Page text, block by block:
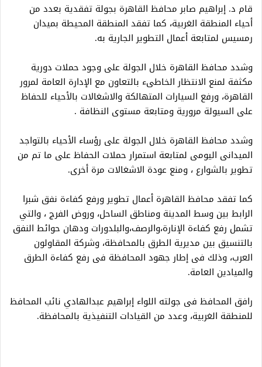
قام د. إبراهيم صابر محافظ القاهرة بجولة تفقدية بعدد من
أحياء المنطقة الغربية، كما تفقد المنطقة المحيطة بميدان
رمسيس لمتابعة أعمال التطوير الجارية به.
وشدد محافظ القاهرة خلال الجولة على وجود حملات دورية
مكثفة لمنع الانتظار الخاطىء بالتعاون مع الإدارة العامة لمرور
القاهرة، ورفع السيارات المتهالكة والاشغالات بالأحياء للحفاظ
على السيولة مرورية ومتابعة مستوى النظافة .
وشدد محافظ القاهرة خلال الجولة على رؤساء الأحياء بالتواجد
الميدانى اليومى لمتابعة استمرار حملات الحفاظ على ما تم من
تطوير بالشوارع ، ومنع عودة الاشغالات مرة أخرى.
كما تفقد محافظ القاهرة أعمال تطوير ورفع كفاءة نفق شبرا
الرابط بين وسط المدينة ومناطق الساحل، وروض الفرج ، والتي
تشمل رفع كفاءة الإنارة،والرصف،والبلدورات ودهان حوائط النفق
بالتنسيق بين مديرية الطرق بالمحافظة، وشركة المقاولون
العرب، وذلك فى إطار جهود المحافظة فى رفع كفاءة الطرق
والميادين العامة.
رافق المحافظ فى جولته اللواء إبراهيم عبدالهادي نائب المحافظ
للمنطقة الغربية، وعدد من القيادات التنفيذية بالمحافظة.